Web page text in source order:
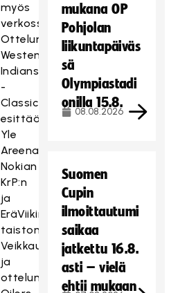
myös
verkossa.
Ottelun
Westend
Indians
-
Classic
esittää
Yle
Areena,
Nokian
KrP:n
ja
EräViikinkien
taiston
VeikkausTV
ja
ottelun
mukana OP
Pohjolan
liikuntapäiväs
sä
Olympiastadi
onilla 15.8.
08.08.2026
Suomen
Cupin
ilmoittautumi
saikaa
jatkettu 16.8.
asti – vielä
ehtii mukaan